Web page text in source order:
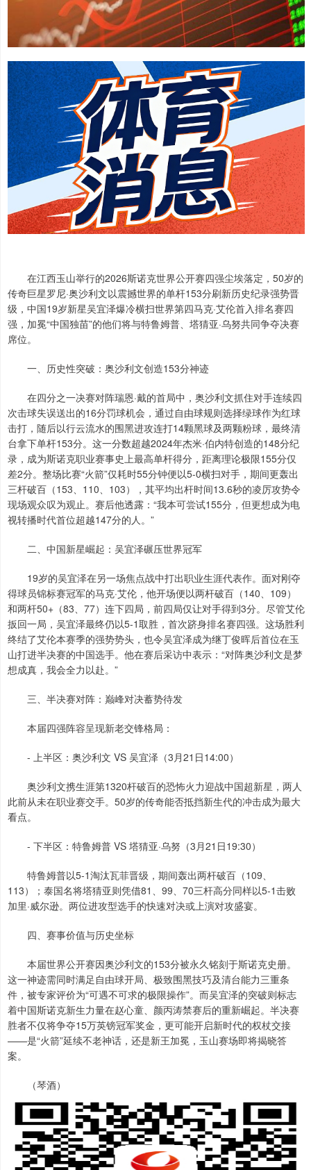
在江西玉山举行的2026斯诺克世界公开赛四强尘埃落定，50岁的
传奇巨星罗尼·奥沙利文以震撼世界的单杆153分刷新历史纪录强势晋
级，中国19岁新星吴宜泽爆冷横扫世界第四马克·艾伦首入排名赛四
强，加冕“中国独苗”的他们将与特鲁姆普、塔猜亚·乌努共同争夺决赛
席位。
一、历史性突破：奥沙利文创造153分神迹
在四分之一决赛对阵瑞恩·戴的首局中，奥沙利文抓住对手连续四
次击球失误送出的16分罚球机会，通过自由球规则选择绿球作为红球
击打，随后以行云流水的围黑进攻连打14颗黑球及两颗粉球，最终清
台拿下单杆153分。这一分数超越2024年杰米·伯内特创造的148分纪
录，成为斯诺克职业赛事史上最高单杆得分，距离理论极限155分仅
差2分。整场比赛“火箭”仅耗时55分钟便以5-0横扫对手，期间更轰出
三杆破百（153、110、103），其平均出杆时间13.6秒的凌厉攻势令
现场观众叹为观止。赛后他透露：“我本可尝试155分，但更想成为电
视转播时代首位超越147分的人。”
二、中国新星崛起：吴宜泽碾压世界冠军
19岁的吴宜泽在另一场焦点战中打出职业生涯代表作。面对刚夺
得球员锦标赛冠军的马克·艾伦，他开场便以两杆破百（140、109）
和两杆50+（83、77）连下四局，前四局仅让对手得到3分。尽管艾伦
扳回一局，吴宜泽最终仍以5-1取胜，首次跻身排名赛四强。这场胜利
终结了艾伦本赛季的强势势头，也令吴宜泽成为继丁俊晖后首位在玉
山打进半决赛的中国选手。他在赛后采访中表示：“对阵奥沙利文是梦
想成真，我会全力以赴。”
三、半决赛对阵：巅峰对决蓄势待发
本届四强阵容呈现新老交锋格局：
- 上半区：奥沙利文 VS 吴宜泽（3月21日14:00）
奥沙利文携生涯第1320杆破百的恐怖火力迎战中国超新星，两人
此前从未在职业赛交手。50岁的传奇能否抵挡新生代的冲击成为最大
看点。
- 下半区：特鲁姆普 VS 塔猜亚·乌努（3月21日19:30）
特鲁姆普以5-1淘汰瓦菲晋级，期间轰出两杆破百（109、
113）；泰国名将塔猜亚则凭借81、99、70三杆高分同样以5-1击败
加里·威尔逊。两位进攻型选手的快速对决或上演对攻盛宴。
四、赛事价值与历史坐标
本届世界公开赛因奥沙利文的153分被永久铭刻于斯诺克史册。
这一神迹需同时满足自由球开局、极致围黑技巧及清台能力三重条
件，被专家评价为“可遇不可求的极限操作”。而吴宜泽的突破则标志
着中国斯诺克新生力量在赵心童、颜丙涛禁赛后的重新崛起。半决赛
胜者不仅将争夺15万英镑冠军奖金，更可能开启新时代的权杖交接
——是“火箭”延续不老神话，还是新王加冕，玉山赛场即将揭晓答
案。
（琴酒）